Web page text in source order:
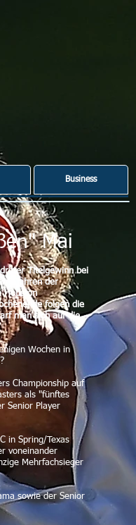
Business
Mai
Titelgewinn bei
Jahren der
Houston
folgen die
man sich auf die
Wochen in
Championship auf
als "fünftes
Senior Player
in Spring/Texas
voneinander
Mehrfachsieger
sowie der Senior